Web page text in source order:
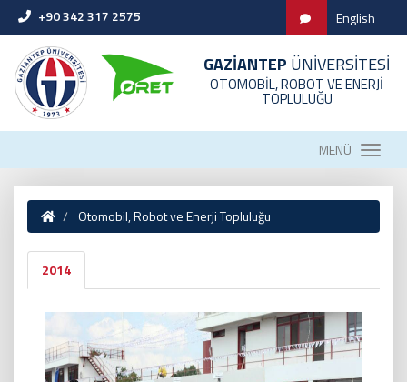
+90 342 317 2575 English
GAZİANTEP ÜNİVERSİTESİ
OTOMOBİL, ROBOT VE ENERJİ
TOPLULUĞU
MENÜ
Otomobil, Robot ve Enerji Topluluğu
2014